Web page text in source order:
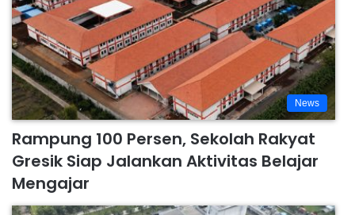
News
Rampung 100 Persen, Sekolah Rakyat
Gresik Siap Jalankan Aktivitas Belajar
Mengajar